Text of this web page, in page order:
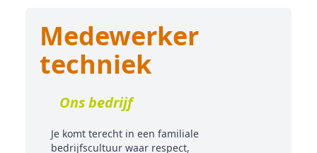
Medewerker
techniek
Ons bedrijf
Je komt terecht in een familiale
bedrijfscultuur waar respect,